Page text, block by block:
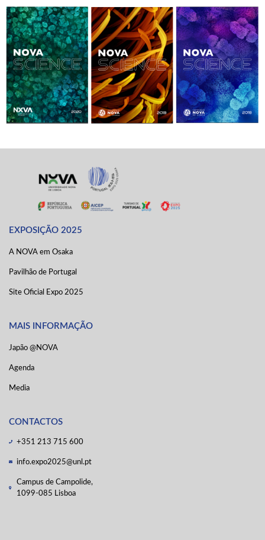
EXPOSIÇÃO 2025
A NOVA em Osaka
Pavilhão de Portugal
Site Oficial Expo 2025
MAIS INFORMAÇÃO
Japão @NOVA
Agenda
Media
CONTACTOS
+351 213 715 600
info.expo2025@unl.pt
Campus de Campolide,
1099-085 Lisboa